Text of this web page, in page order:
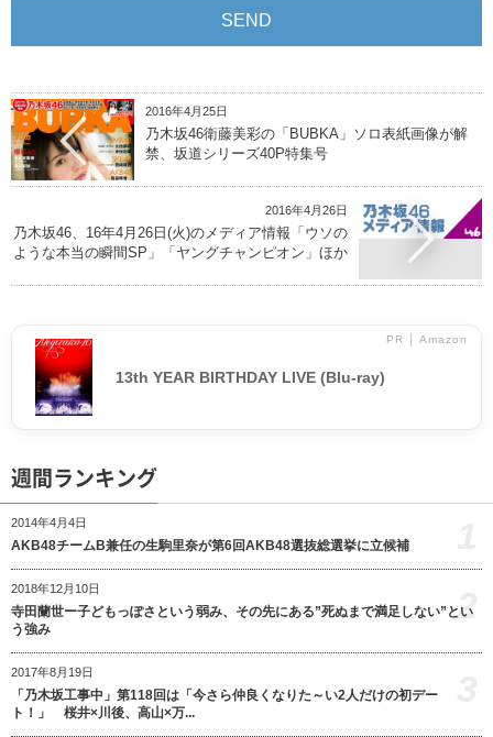
2016年4月25日
乃木坂46衛藤美彩の「BUBKA」ソロ表紙画像が解
禁、坂道シリーズ40P特集号
2016年4月26日
乃木坂46、16年4月26日(火)のメディア情報「ウソの
ような本当の瞬間SP」「ヤングチャンピオン」ほか
PR │ Amazon
13th YEAR BIRTHDAY LIVE (Blu-ray)
週間ランキング
2014年4月4日
AKB48チームB兼任の生駒里奈が第6回AKB48選抜総選挙に立候補
2018年12月10日
寺田蘭世ー子どもっぽさという弱み、その先にある”死ぬまで満足しない”とい
う強み
2
2017年8月19日
「乃木坂工事中」第118回は「今さら仲良くなりた～い2人だけの初デー
ト！」 桜井×川後、高山×万...